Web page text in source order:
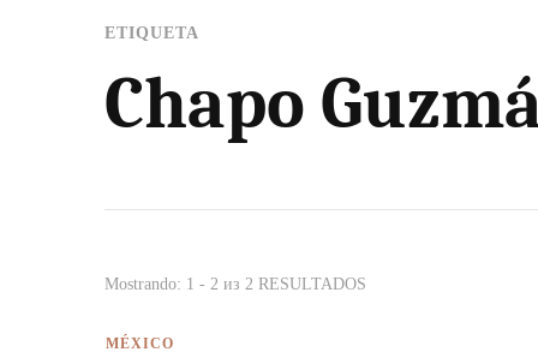
ETIQUETA
Chapo
Mostrando: 1 - 2 из 2 RESULTADOS
MÉXICO